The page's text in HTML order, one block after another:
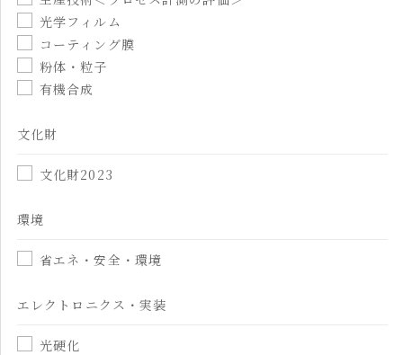
光学フィルム
コーティング膜
粉体・粒子
有機合成
文化財
文化財2023
環境
省エネ・安全・環境
エレクトロニクス・実装
光硬化